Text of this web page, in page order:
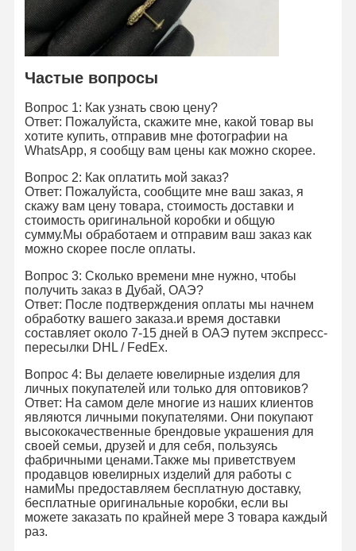
Случаи Блог
18K бриллиантовые кольца
Ожерелье 18K
Золотые браслеты 18K
18-каратные золотые серьги
Золотая брошка 18 карат
14K алмазный браслет
14 каратное золотое кольцо
14CT Золотой браслет
Позолоченное ожерелье 14K
Платиновые ювелирные изделия
Частые вопросы
Вопрос 1: Как узнать свою цену?
Ответ: Пожалуйста, скажите мне, какой товар вы
хотите купить, отправив мне фотографии на
WhatsApp, я сообщу вам цены как можно скорее.
Вопрос 2: Как оплатить мой заказ?
Ответ: Пожалуйста, сообщите мне ваш заказ, я
скажу вам цену товара, стоимость доставки и
стоимость оригинальной коробки и общую
сумму.Мы обработаем и отправим ваш заказ как
можно скорее после оплаты.
Вопрос 3: Сколько времени мне нужно, чтобы
получить заказ в Дубай, ОАЭ?
Ответ: После подтверждения оплаты мы начнем
обработку вашего заказа.и время доставки
составляет около 7-15 дней в ОАЭ путем экспресс-
пересылки DHL / FedEx.
Вопрос 4: Вы делаете ювелирные изделия для
личных покупателей или только для оптовиков?
Ответ: На самом деле многие из наших клиентов
являются личными покупателями. Они покупают
высококачественные брендовые украшения для
своей семьи, друзей и для себя, пользуясь
фабричными ценами.Также мы приветствуем
продавцов ювелирных изделий для работы с
намиМы предоставляем бесплатную доставку,
бесплатные оригинальные коробки, если вы
можете заказать по крайней мере 3 товара каждый
раз.